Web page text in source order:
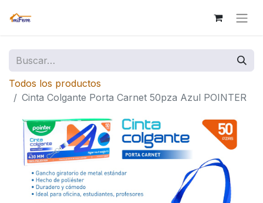
Todos los productos
Cinta Colgante Porta Carnet 50pza Azul POINTER